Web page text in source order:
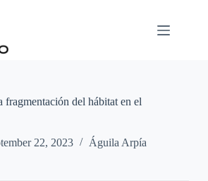
fragmentación del hábitat en el
22, 2023 Águila Arpía